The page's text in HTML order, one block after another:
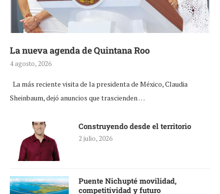
La nueva agenda de Quintana Roo
4 agosto, 2026
La más reciente visita de la presidenta de México, Claudia
Sheinbaum, dejó anuncios que trascienden …
Construyendo desde el territorio
2 julio, 2026
Puente Nichupté movilidad,
competitividad y futuro